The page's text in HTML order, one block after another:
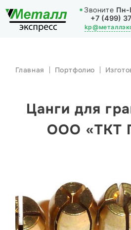
Звоните Пн-
+7 (499)
ОБРАБОТКА МЕТАЛЛА
ИЗДЕЛИЯ
НАШИ РАБОТЫ
КОНТАКТЫ
Главная Портфолио
Цанги для
ООО «ТКТ